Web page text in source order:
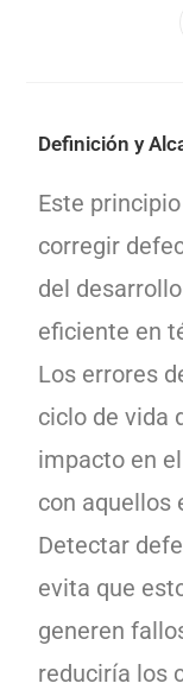
Definición y
Este
corregir
del
eficiente en
Los errores
ciclo de vida
impacto en
con aquellos
Detectar
evita que
generen
reduciría los